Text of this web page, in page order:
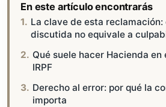
En este artículo encontrarás
La clave de esta
discutida no equivale a
Qué suele hacer Hacienda
IRPF
Derecho al error: por qué la
importa